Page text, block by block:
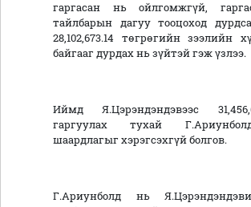
гаргасан нь ойлгомжгүй,
тайлбарын дагуу тооцоход
28,102,673.14 төгрөгийн зээлийн
байгааг дурдах нь зүйтэй гэж үзлээ.
Иймд Я.Цэрэндэндэвээс
гаргуулах тухай
шаардлагыг хэрэгсэхгүй болгов.
Г.Ариунболд нь